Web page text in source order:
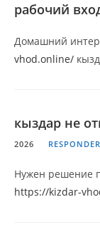
рабочий
Домашний
vhod.online/
кыздар не
2026
RESPONDER
Нужен решение
https://kizdar-